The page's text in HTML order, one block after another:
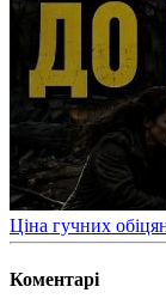
​Ціна гучних
Коментарі